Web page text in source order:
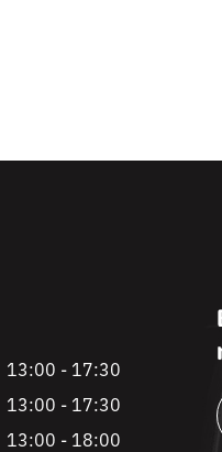
13:00 - 17:30
13:00 - 17:30
13:00 - 18:00